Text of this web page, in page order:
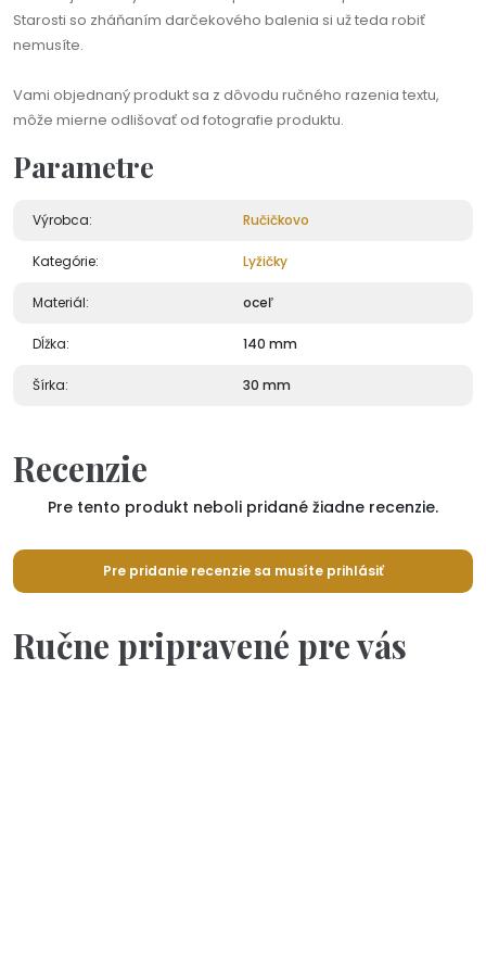
Starosti so zháňaním darčekového balenia si už teda robiť
nemusíte.
Vami objednaný produkt sa z dôvodu ručného razenia textu,
môže mierne odlišovať od fotografie produktu.
Parametre
Výrobca: Ručičkovo
Kategórie: Lyžičky
Materiál: oceľ
Dĺžka: 140 mm
Šírka: 30 mm
Recenzie
Pre tento produkt neboli pridané žiadne recenzie.
Pre pridanie recenzie sa musíte prihlásiť
Ručne pripravené pre vás